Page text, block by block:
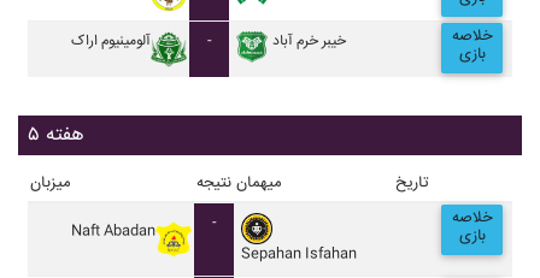
آلومينيوم اراک - خيبر خرم آباد خلاصه
بازی
هفته ۵
میزبان نتیجه میهمان تاریخ
Naft Abadan
-
Sepahan Isfahan
خلاصه
بازی